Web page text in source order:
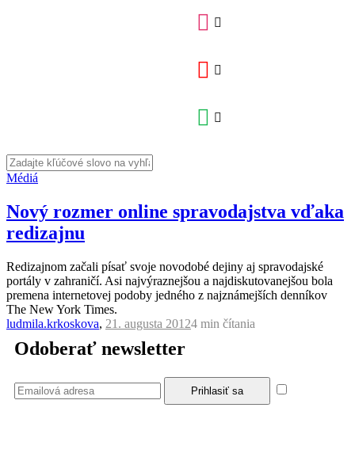
Médiá
Nový rozmer online spravodajstva vďaka
redizajnu
Redizajnom začali písať svoje novodobé dejiny aj spravodajské
portály v zahraničí. Asi najvýraznejšou a najdiskutovanejšou bola
premena internetovej podoby jedného z najznámejších denníkov
The New York Times.
ludmila.krkoskova, 21. augusta 20124 min čítania
Odoberať newsletter